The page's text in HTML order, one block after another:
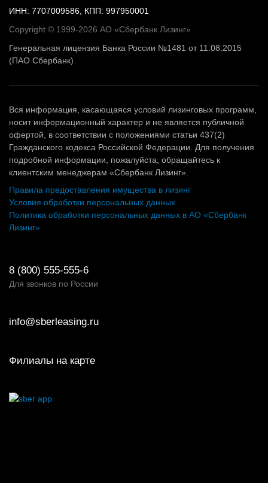
ИНН: 7707009586, КПП: 997950001
Copyright © 1999-2026 АО «Сбербанк Лизинг»
Генеральная лицензия Банка России №1481 от 11.08.2015
(ПАО Сбербанк)
Вся информация, касающаяся условий лизинговых программ,
носит информационный характер и не является публичной
офертой, в соответствии с положениями статьи 437(2)
Гражданского кодекса Российской Федерации. Для получения
подробной информации, пожалуйста, обращайтесь к
клиентским менеджерам «Сбербанк Лизинг».
Правила предоставления имущества в лизинг
Условия обработки персональных данных
Политика обработки персональных данных в АО «Сбербанк
Лизинг»
8 (800) 555-555-6
Для звонков по России
info@sberleasing.ru
Филиалы на карте